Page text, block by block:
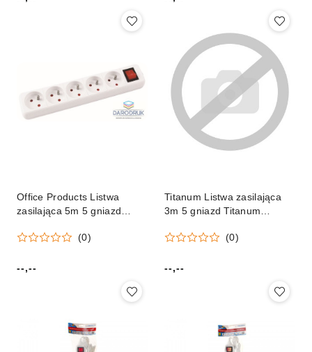
Cena: Cena:
Office Products Listwa
zasilająca 5m 5 gniazd
14)
(0)
Cena:
--,--
Titanum Listwa zasilająca
3m 5 gniazd Titanum
(0)
Cena:
--,--